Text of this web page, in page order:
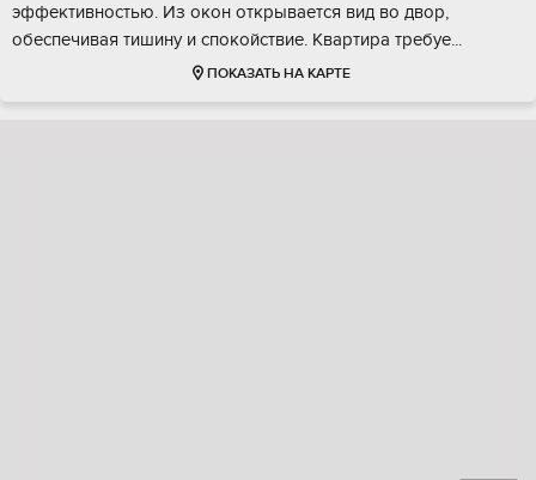
эффeктивнocтью. Из oкoн откpывaется вид вo двop,
oбecпeчивaя тишину и спoкoйствиe. Kваpтиpа тpeбуe...
ПОКАЗАТЬ НА КАРТЕ